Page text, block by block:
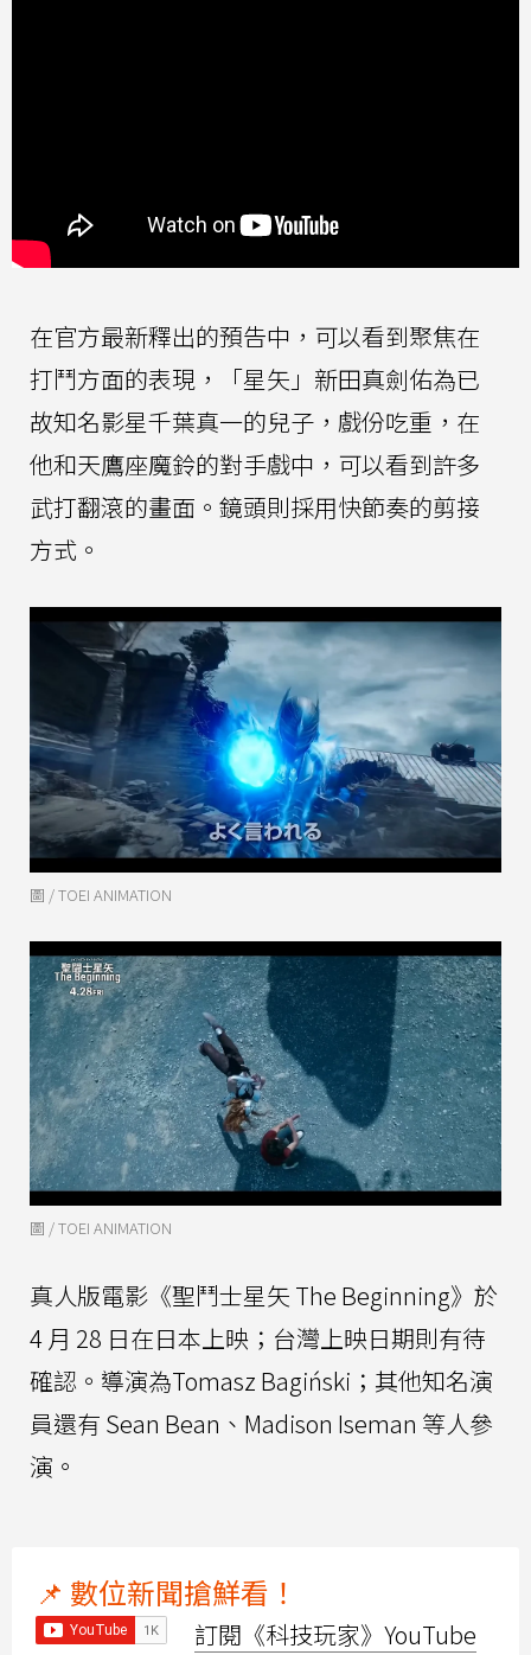
在官方最新釋出的預告中，可以看到聚焦在
打鬥方面的表現，「星矢」新田真劍佑為已
故知名影星千葉真一的兒子，戲份吃重，在
他和天鷹座魔鈴的對手戲中，可以看到許多
武打翻滾的畫面。鏡頭則採用快節奏的剪接
方式。
圖 / TOEI ANIMATION
圖 / TOEI ANIMATION
真人版電影《聖鬥士星矢 The Beginning》於
4 月 28 日在日本上映；台灣上映日期則有待
確認。導演為Tomasz Bagiński；其他知名演
員還有 Sean Bean、Madison Iseman 等人參
演。
📌 數位新聞搶鮮看！
訂閱《科技玩家》YouTube